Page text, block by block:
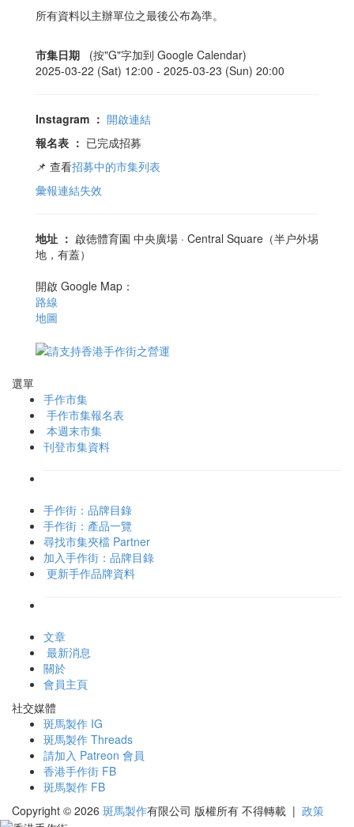
所有資料以主辦單位之最後公布為準。
市集日期
(按"G"字加到 Google Calendar)
2025-03-22 (Sat) 12:00 - 2025-03-23 (Sun) 20:00
Instagram ： 開啟連結
報名表 ： 已完成招募
📌 查看招募中的市集列表
彙報連結失效
地址 ： 啟徳體育園 中央廣場 · Central Square（半户外埸
地，有蓋）
開啟 Google Map：
路線
地圖
選單
手作市集
手作市集報名表
本週末市集
刊登市集資料
手作街：品牌目錄
手作街：產品一覽
尋找市集夾檔 Partner
加入手作街：品牌目錄
更新手作品牌資料
文章
最新消息
關於
會員主頁
社交媒體
斑馬製作 IG
斑馬製作 Threads
請加入 Patreon 會員
香港手作街 FB
斑馬製作 FB
Copyright © 2026 斑馬製作有限公司 版權所有 不得轉載 | 政策